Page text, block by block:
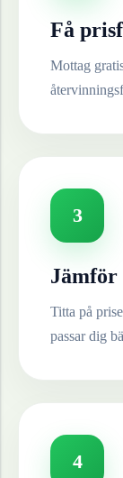
Få
Mottag
3
Jämför
Titta på
passar dig
4